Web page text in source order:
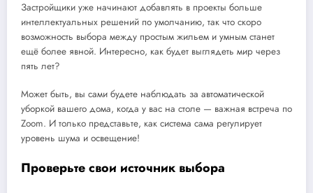
Застройщики уже начинают добавлять в проекты больше
интеллектуальных решений по умолчанию, так что скоро
возможность выбора между простым жильем и умным станет
ещё более явной. Интересно, как будет выглядеть мир через
пять лет?
Может быть, вы сами будете наблюдать за автоматической
уборкой вашего дома, когда у вас на столе — важная встреча по
Zoom. И только представьте, как система сама регулирует
уровень шума и освещение!
Проверьте свои источник выбора